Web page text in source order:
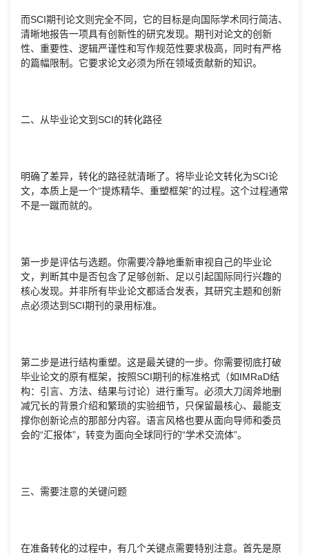
而SCI期刊论文则完全不同，它的目标是向国际学术同行简洁、
清晰地报告一项具有创新性的研究发现。期刊对论文的创新
性、重要性、逻辑严谨性和写作规范性要求极高，同时有严格
的篇幅限制。它要求论文必须为所在领域贡献新的知识。
二、从毕业论文到SCI的转化路径
明确了差异，转化的路径就清晰了。将毕业论文转化为SCI论
文，本质上是一个“提炼精华、重塑框架”的过程。这个过程通常
不是一蹴而就的。
第一步是评估与选题。你需要冷静地重新审视自己的毕业论
文，判断其中是否包含了足够创新、足以引起国际同行兴趣的
核心发现。并非所有毕业论文都适合发表，其研究主题和创新
点必须达到SCI期刊的录用标准。
第二步是进行结构重塑。这是最关键的一步。你需要彻底打破
毕业论文的原有框架，按照SCI期刊的标准格式（如IMRaD结
构：引言、方法、结果与讨论）进行重写。必须大刀阔斧地删
减冗长的背景介绍和繁琐的实验细节，只保留最核心、最能支
撑你创新论点的那部分内容。语言风格也要从面向导师和委员
会的“汇报体”，转变为面向全球同行的“学术交流体”。
三、需要注意的关键问题
在准备转化的过程中，有几个关键点需要特别注意。首先是原